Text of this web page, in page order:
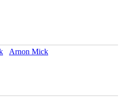
Arnon Mick